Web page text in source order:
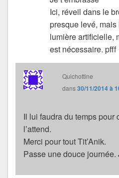
Ici, réveil dans le
presque levé,
lumière artificielle,
est nécessaire. pfff
Quichottine
dans30/11/2014 à
Il lui faudra du temps pour
l’attend.
Merci pour tout Tit’Anik.
Passe une douce journée.